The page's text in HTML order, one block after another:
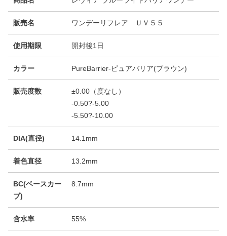
販売名 ワンデーリフレア ＵＶ５５
使用期限 開封後1日
カラー PureBarrier-ピュアバリア(ブラウン)
販売度数
±0.00（度なし）
-0.50?-5.00
-5.50?-10.00
DIA(直径) 14.1mm
着色直径 13.2mm
BC(ベースカー
ブ)
8.7mm
含水率 55%